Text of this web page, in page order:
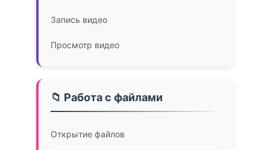
Запись видео
Просмотр видео
📁 Работа с файлами
Открытие файлов